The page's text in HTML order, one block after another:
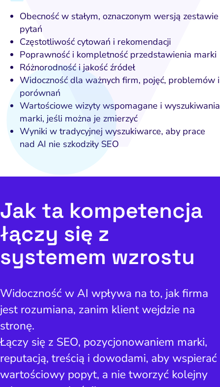
i pozycjonowanie
Strona i konwersja
Pomiar i atrybucja
CRM i obsługa leadów
Ryzyko i zgodność
Wybierz
i kontrola ryzyka
Content marketing
E-mail marketing
HubSpot
automation i CRM
wideo i wizualny
konwersji
PPC i kampanie płatne
media marketing
internetowe i landing
page
Widoczność lokalna
w AI Search
Zarządzanie reputacją
Software House
Napraw
Napraw
Napraw
Obecność w stałym, oznaczonym wersją zestawie
pytań
Częstotliwość cytowań i rekomendacji
Poprawność i kompletność przedstawienia marki
Różnorodność i jakość źródeł
Widoczność dla ważnych firm, pojęć, problemów i
porównań
Wartościowe wizyty wspomagane i wyszukiwania
marki, jeśli można je zmierzyć
Wyniki w tradycyjnej wyszukiwarce, aby prace
nad AI nie szkodziły SEO
Jak ta kompetencja
łączy się z
systemem wzrostu
Widoczność w AI wpływa na to, jak firma
jest rozumiana, zanim klient wejdzie na
stronę.
Łączy się z SEO, pozycjonowaniem marki,
reputacją, treścią i dowodami, aby wspierać
wartościowy popyt, a nie tworzyć kolejny